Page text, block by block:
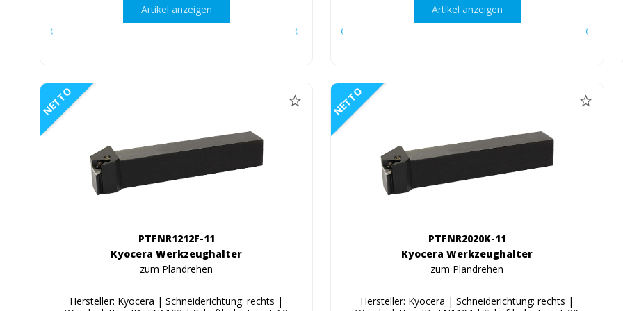
Artikel anzeigen Artikel anzeigen
NETTO
PTFNR1212F-11
Kyocera Werkzeughalter
zum Plandrehen
Hersteller: Kyocera | Schneiderichtung: rechts |
NETTO
PTFNR2020K-11
Kyocera Werkzeughalter
zum Plandrehen
Hersteller: Kyocera | Schneiderichtung: rechts |